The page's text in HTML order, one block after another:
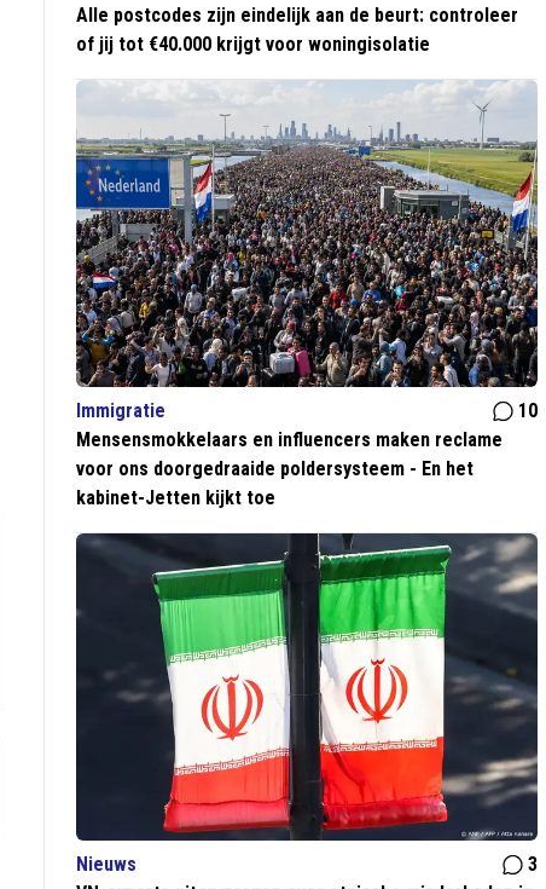
Alle postcodes zijn eindelijk aan de beurt: controleer
of jij tot €40.000 krijgt voor woningisolatie
Immigratie
10
Mensensmokkelaars en influencers maken reclame
voor ons doorgedraaide poldersysteem - En het
kabinet-Jetten kijkt toe
Nieuws
3